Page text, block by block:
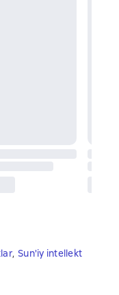
, Sun'iy intellekt